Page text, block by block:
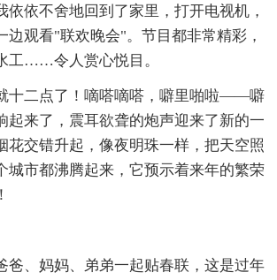
依不舍地回到了家里，打开电视机，
边观看"联欢晚会"。节目都非常精彩，
工……令人赏心悦目。
二点了！嘀嗒嘀嗒，噼里啪啦――噼
起来了，震耳欲聋的炮声迎来了新的一
花交错升起，像夜明珠一样，把天空照
城市都沸腾起来，它预示着来年的繁荣
、妈妈、弟弟一起贴春联，这是过年